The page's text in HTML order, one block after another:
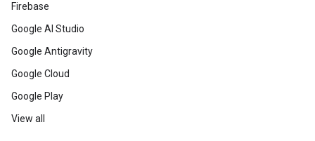
Firebase
Google AI Studio
Google Antigravity
Google Cloud
Google Play
View all